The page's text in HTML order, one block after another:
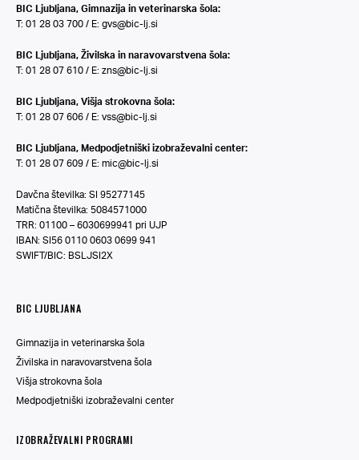
BIC Ljubljana, Gimnazija in veterinarska šola:
T: 01 28 03 700 / E: gvs@bic-lj.si
BIC Ljubljana, Živilska in naravovarstvena šola:
T: 01 28 07 610 / E: zns@bic-lj.si
BIC Ljubljana, Višja strokovna šola:
T: 01 28 07 606 / E: vss@bic-lj.si
BIC Ljubljana, Medpodjetniški izobraževalni center:
T: 01 28 07 609 / E: mic@bic-lj.si
Davčna številka: SI 95277145
Matična številka: 5084571000
TRR: 01100 – 6030699941 pri UJP
IBAN: SI56 0110 0603 0699 941
SWIFT/BIC: BSLJSI2X
BIC LJUBLJANA
Gimnazija in veterinarska šola
Živilska in naravovarstvena šola
Višja strokovna šola
Medpodjetniški izobraževalni center
IZOBRAŽEVALNI PROGRAMI